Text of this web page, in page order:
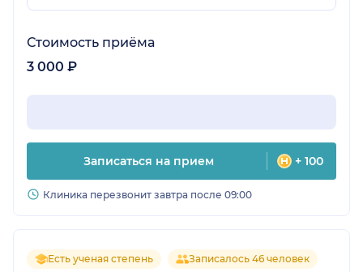
Стоимость приёма
3 000 ₽
Записаться на прием + 100
Клиника перезвонит завтра после 09:00
Есть ученая степень Записалось 46 человек